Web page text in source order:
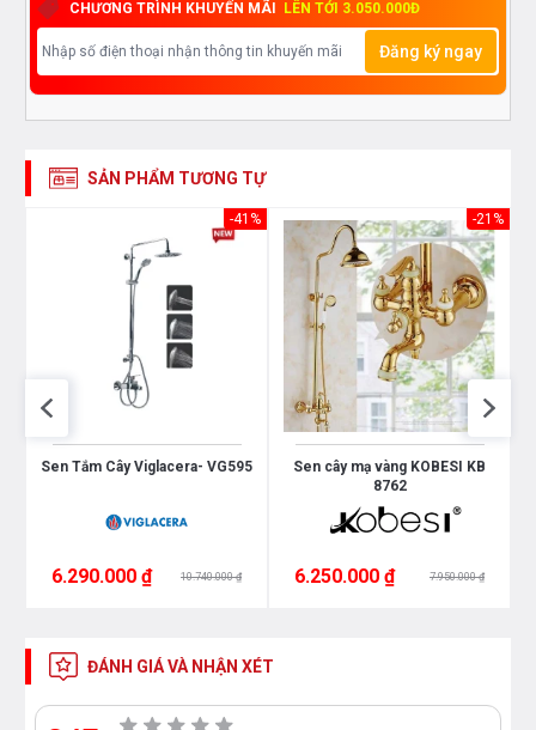
CHƯƠNG TRÌNH KHUYẾN MÃI LÊN TỚI 3.050.000Đ
Đăng ký ngay
SẢN PHẨM TƯƠNG TỰ
-41%
Sen Tắm Cây Viglacera- VG595
6.290.000 ₫ 10.740.000 ₫
-21%
Sen cây mạ vàng KOBESI KB
8762
6.250.000 ₫ 7.950.000 ₫
ĐÁNH GIÁ VÀ NHẬN XÉT